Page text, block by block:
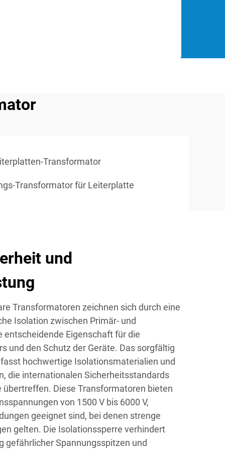
Transformator
Transformator für Leiterplatte
und
Transformatoren zeichnen sich durch eine
Isolation zwischen Primär- und
entscheidende Eigenschaft für die
und den Schutz der Geräte. Das sorgfältig
hochwertige Isolationsmaterialien und
die internationalen Sicherheitsstandards
übertreffen. Diese Transformatoren bieten
von 1500 V bis 6000 V,
geeignet sind, bei denen strenge
gelten. Die Isolationssperre verhindert
gefährlicher Spannungsspitzen und